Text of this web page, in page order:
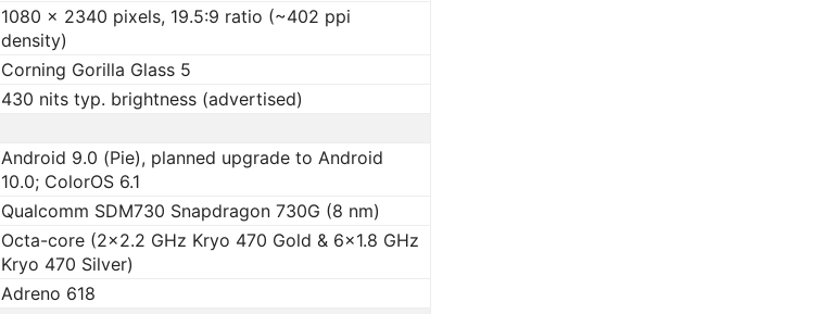
1080 x 2340 pixels, 19.5:9 ratio (~402 ppi
density)
Corning Gorilla Glass 5
430 nits typ. brightness (advertised)
Android 9.0 (Pie), planned upgrade to Android
10.0; ColorOS 6.1
Qualcomm SDM730 Snapdragon 730G (8 nm)
Octa-core (2×2.2 GHz Kryo 470 Gold & 6×1.8 GHz
Kryo 470 Silver)
Adreno 618